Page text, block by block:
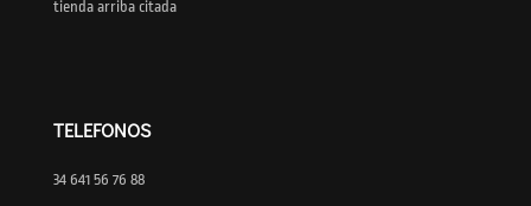
tienda arriba citada
TELEFONOS
34 641 56 76 88